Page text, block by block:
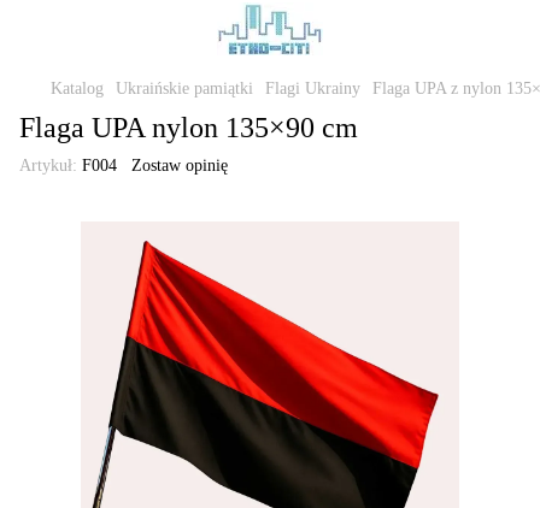
Katalog Ukraińskie pamiątki Flagi Ukrainy Flaga UPA z nylon
Flaga UPA nylon 135×90 cm
Artykuł: F004 Zostaw opinię